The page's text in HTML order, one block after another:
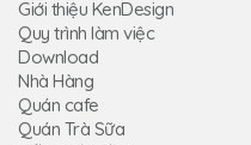
Giới thiệu KenDesign
Quy trình làm việc
Download
Nhà Hàng
Quán cafe
Quán Trà Sữa